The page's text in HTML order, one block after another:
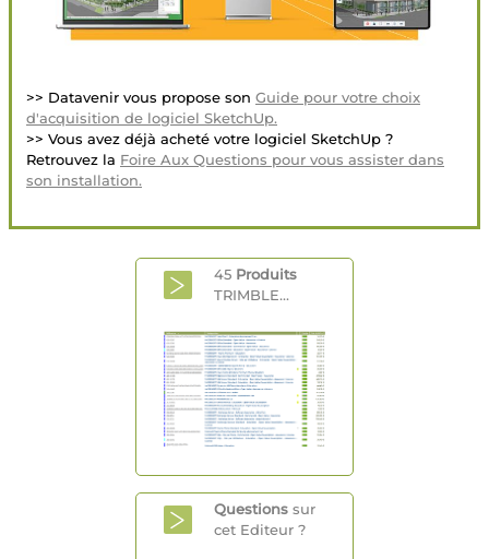
>> Datavenir vous propose son Guide pour votre choix
d'acquisition de logiciel SketchUp.
>> Vous avez déjà acheté votre logiciel SketchUp ?
Retrouvez la Foire Aux Questions pour vous assister dans
son installation.
45 Produits
TRIMBLE...
Questions sur
cet Editeur ?